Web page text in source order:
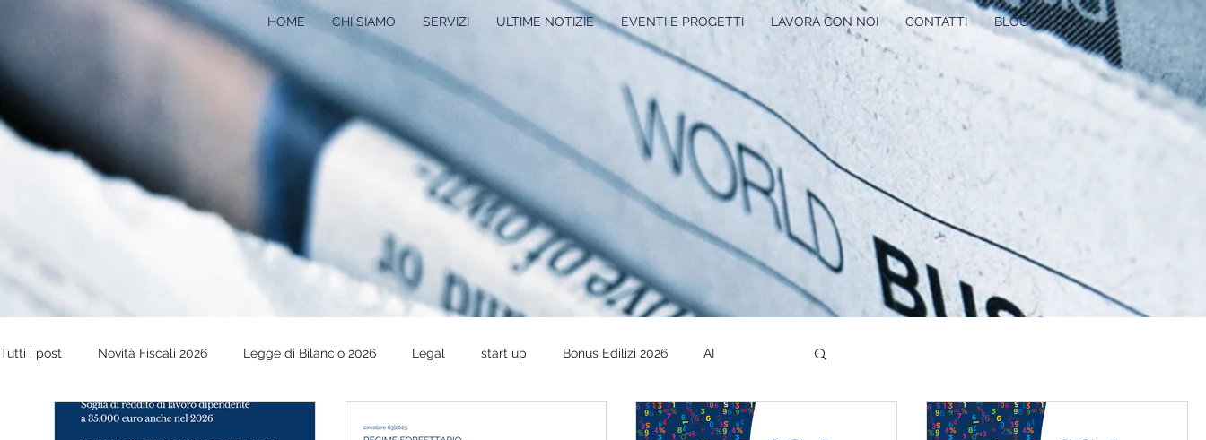
HOME CHI SIAMO SERVIZI ULTIME NOTIZIE EVENTI E PROGETTI LAVORA CON NOI CONTATTI BLOG
Tutti i post Novità Fiscali 2026 Legge di Bilancio 2026 Legal start up Bonus Edilizi 2026 AI
RASSEGNA STAMPA Eventi e progetti Legge di Bilancio 2025 Bonus Edilizi 2025